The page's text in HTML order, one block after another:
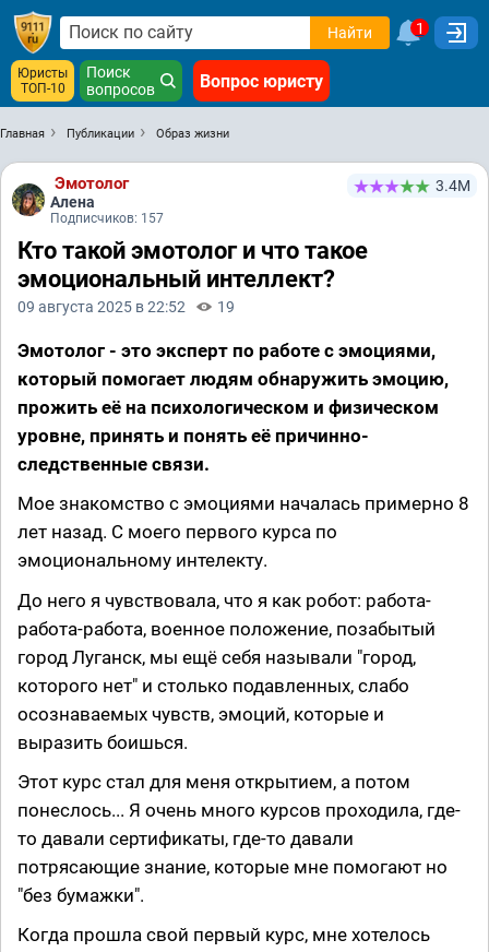
Найти 1
Юристы
ТОП-10
Поиск
вопросов
Вопрос юристу
Главная Публикации Образ жизни
Эмотолог
Алена
Подписчиков: 157
3.4М
Кто такой эмотолог и что такое
эмоциональный интеллект?
09 августа 2025 в 22:52 19
Эмотолог - это эксперт по работе с эмоциями,
который помогает людям обнаружить эмоцию,
прожить её на психологическом и физическом
уровне, принять и понять её причинно-
следственные связи.
Мое знакомство с эмоциями началась примерно 8
лет назад. С моего первого курса по
эмоциональному интелекту.
До него я чувствовала, что я как робот: работа-
работа-работа, военное положение, позабытый
город Луганск, мы ещё себя называли "город,
которого нет" и столько подавленных, слабо
осознаваемых чувств, эмоций, которые и
выразить боишься.
Этот курс стал для меня открытием, а потом
понеслось... Я очень много курсов проходила, где-
то давали сертификаты, где-то давали
потрясающие знание, которые мне помогают но
"без бумажки".
Когда прошла свой первый курс, мне хотелось